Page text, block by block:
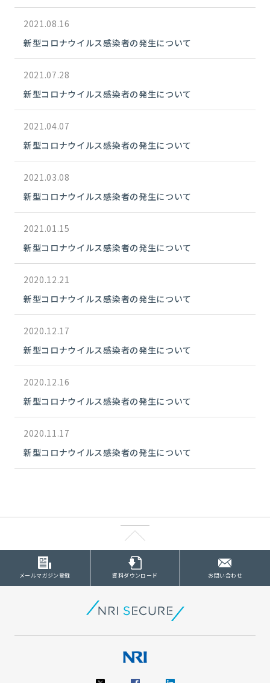
2021.08.16
新型コロナウイルス感染者の発生について
2021.07.28
新型コロナウイルス感染者の発生について
2021.04.07
新型コロナウイルス感染者の発生について
2021.03.08
新型コロナウイルス感染者の発生について
2021.01.15
新型コロナウイルス感染者の発生について
2020.12.21
新型コロナウイルス感染者の発生について
2020.12.17
新型コロナウイルス感染者の発生について
2020.12.16
新型コロナウイルス感染者の発生について
2020.11.17
新型コロナウイルス感染者の発生について
メールマガジン登録 資料ダウンロード お問い合わせ